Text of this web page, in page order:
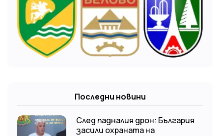
Последни новини
След падналия дрон: България
засили охраната на